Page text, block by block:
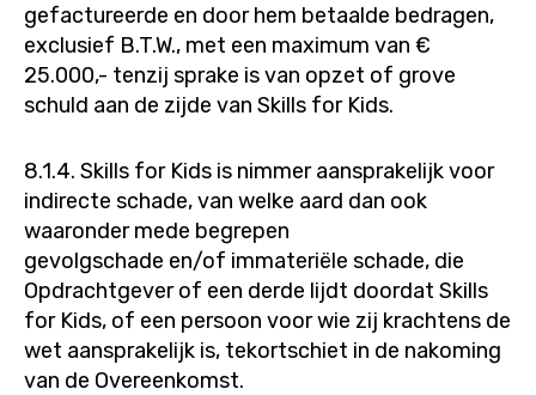
gefactureerde en door hem betaalde bedragen,
exclusief B.T.W., met een maximum van €
25.000,- tenzij sprake is van opzet of grove
schuld aan de zijde van Skills for Kids.
8.1.4. Skills for Kids is nimmer aansprakelijk voor
indirecte schade, van welke aard dan ook
waaronder mede begrepen
gevolgschade en/of immateriële schade, die
Opdrachtgever of een derde lijdt doordat Skills
for Kids, of een persoon voor wie zij krachtens de
wet aansprakelijk is, tekortschiet in de nakoming
van de Overeenkomst.